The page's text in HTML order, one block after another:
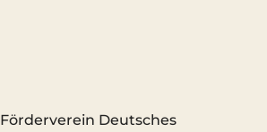
Deutsches